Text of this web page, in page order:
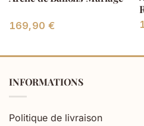
169,90€
€
INFORMATIONS
Politique de livraison